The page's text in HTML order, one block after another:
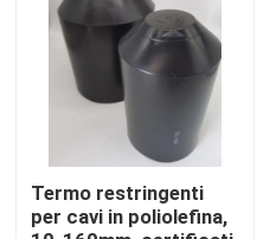
Termo restringenti
per cavi in poliolefina,